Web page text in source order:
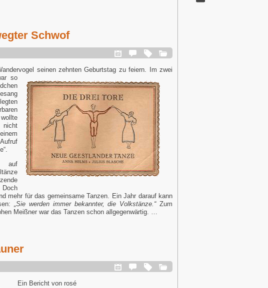
Schwof
seinen zehnten Geburtstag zu feiern. Im zwei
so
nicht
auf
mehr für das gemeinsame Tanzen. Ein Jahr darauf kann
„Sie werden immer bekannter, die Volkstänze.“Zum
Meißner war das Tanzen schon allgegenwärtig. …
Ein Bericht von rosé